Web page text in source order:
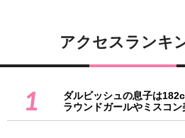
アクセスランキ
1
ダルビッシュの息子は
ラウンドガールやミスコ